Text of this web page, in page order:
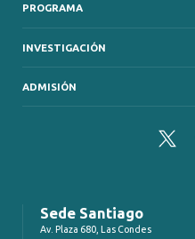
PROGRAMA
INVESTIGACIÓN
ADMISIÓN
Twitter
Sede Santiago
Av. Plaza 680, Las Condes